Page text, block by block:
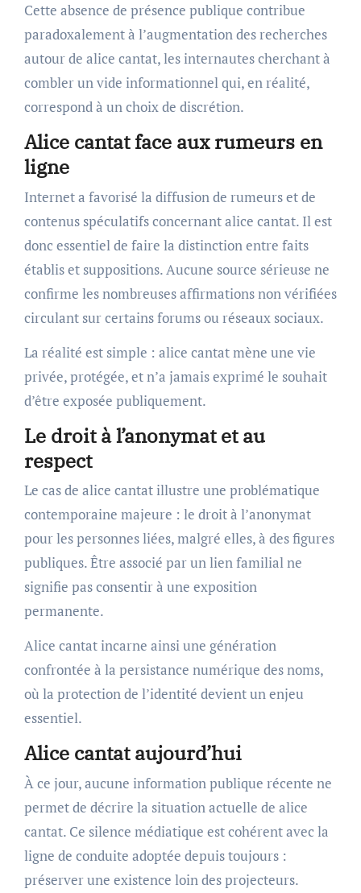
Cette absence de présence publique contribue
paradoxalement à l’augmentation des recherches
autour de alice cantat, les internautes cherchant à
combler un vide informationnel qui, en réalité,
correspond à un choix de discrétion.
Alice cantat face aux rumeurs en
ligne
Internet a favorisé la diffusion de rumeurs et de
contenus spéculatifs concernant alice cantat. Il est
donc essentiel de faire la distinction entre faits
établis et suppositions. Aucune source sérieuse ne
confirme les nombreuses affirmations non vérifiées
circulant sur certains forums ou réseaux sociaux.
La réalité est simple : alice cantat mène une vie
privée, protégée, et n’a jamais exprimé le souhait
d’être exposée publiquement.
Le droit à l’anonymat et au
respect
Le cas de alice cantat illustre une problématique
contemporaine majeure : le droit à l’anonymat
pour les personnes liées, malgré elles, à des figures
publiques. Être associé par un lien familial ne
signifie pas consentir à une exposition
permanente.
Alice cantat incarne ainsi une génération
confrontée à la persistance numérique des noms,
où la protection de l’identité devient un enjeu
essentiel.
Alice cantat aujourd’hui
À ce jour, aucune information publique récente ne
permet de décrire la situation actuelle de alice
cantat. Ce silence médiatique est cohérent avec la
ligne de conduite adoptée depuis toujours :
préserver une existence loin des projecteurs.